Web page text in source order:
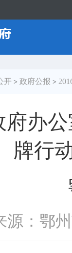
开 > 政府公报 >
府办
牌行
源：鄂